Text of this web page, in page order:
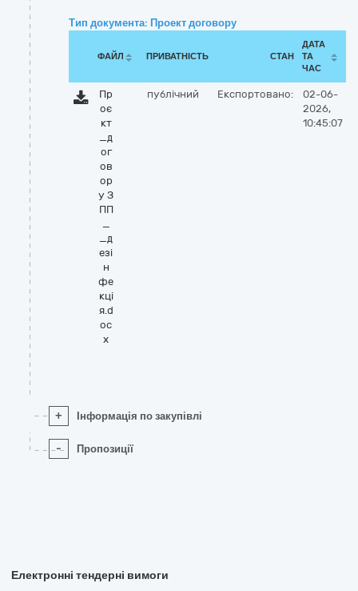
Тип документа: Проект договору
ФАЙЛ ПРИВАТНІСТЬ СТАН
ДАТА
ТА
ЧАС
Пр
оє
кт
_д
ог
ов
ор
у З
ПП
_
_д
езі
н
фе
кці
я.d
oc
x
публічний Експортовано:
02-06-
2026,
10:45:07
+ Інформація по закупівлі
- Пропозиції
Електронні тендерні вимоги